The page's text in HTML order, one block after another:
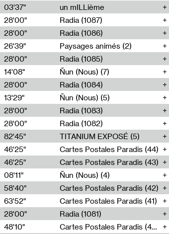
03'37"
un mILLième
28'00"
Radia (1087)
28'00"
Radia (1086)
26'39"
Paysages animés (2)
28'00"
Radia (1085)
14'08"
Ñun (Nous) (7)
28'00"
Radia (1084)
13'29"
Ñun (Nous) (5)
28'00"
Radia (1083)
28'00"
Radia (1082)
82'45"
TITANIUM EXPOSÉ (5)
46'25"
Cartes Postales Paradis (44)
46'25"
Cartes Postales Paradis (43)
08'11"
Ñun (Nous) (4)
58'40"
Cartes Postales Paradis (42)
63'52"
Cartes Postales Paradis (41)
28'00"
Radia (1081)
48'10" Cartes Postales Paradis (40)